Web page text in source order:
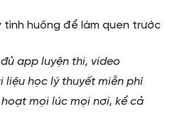
tình huống để làm quen trước
app luyện thi, video
liệu học lý thuyết miễn phí
mọi lúc mọi nơi, kể cả